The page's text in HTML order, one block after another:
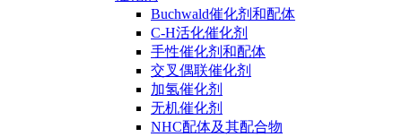
Buchwald催化剂和配体
C-H活化催化剂
手性催化剂和配体
交叉偶联催化剂
加氢催化剂
无机催化剂
NHC配体及其配合物